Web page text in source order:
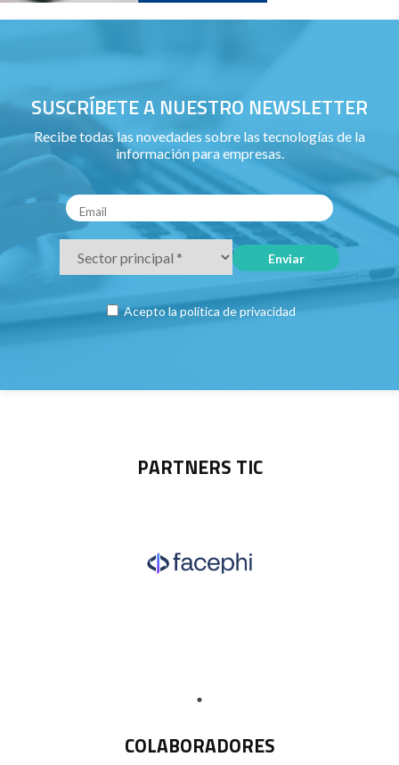
SUSCRÍBETE A NUESTRO NEWSLETTER
Recibe todas las novedades sobre las tecnologías de la
información para empresas.
Acepto la política de privacidad
PARTNERS TIC
COLABORADORES